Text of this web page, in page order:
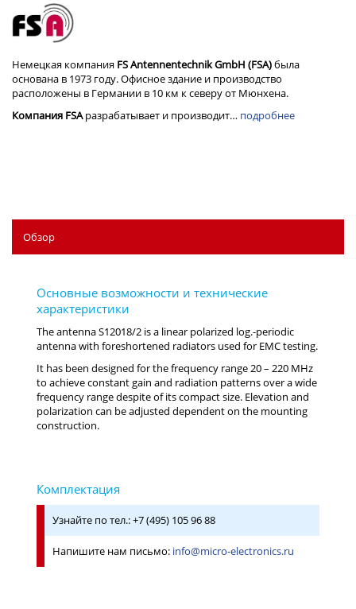
Немецкая компания FS Antennentechnik GmbH (FSA)была
основана в 1973 году. Офисное здание и производство
расположены в Германии в 10 км к северу от Мюнхена.
Компания FSAразрабатывает и производит… подробнее
Обзор
The antenna S12018/2 is a linear polarized log.-periodic
antenna with foreshortened radiators used for EMC testing.
It has been designed for the frequency range 20 – 220 MHz
to achieve constant gain and radiation patterns over a wide
frequency range despite of its compact size. Elevation and
polarization can be adjusted dependent on the mounting
construction.
Узнайте по тел.: +7 (495) 105 96 88
Напишите нам письмо: info@micro-electronics.ru